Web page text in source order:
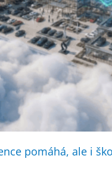
pomáhá, ale i